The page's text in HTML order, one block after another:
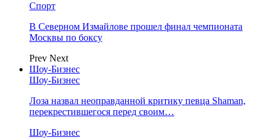
Спорт
В Северном Измайлове прошел финал чемпионата
Москвы по боксу
Prev Next
Шоу-Бизнес
Шоу-Бизнес
Лоза назвал неоправданной критику певца Shaman,
перекрестившегося перед своим…
Шоу-Бизнес